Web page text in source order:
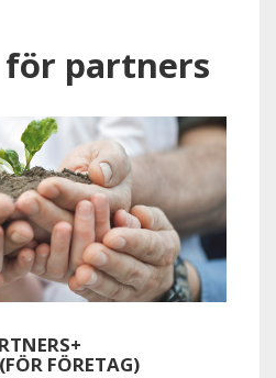
partners
FÖRETAG)